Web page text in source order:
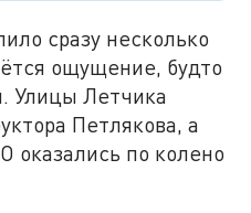
сразу несколько
ощущение, будто
Улицы Летчика
Петлякова, а
оказались по колено